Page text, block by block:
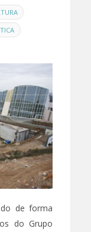
,
de forma
do Grupo